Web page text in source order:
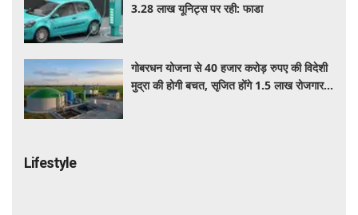
3.28 लाख यूनिट्स पर रही: फाडा
गोबरधन योजना से 40 हजार करोड़ रुपए की विदेशी
मुद्रा की होगी बचत, सृजित होंगे 1.5 लाख रोजगार:
Lifestyle